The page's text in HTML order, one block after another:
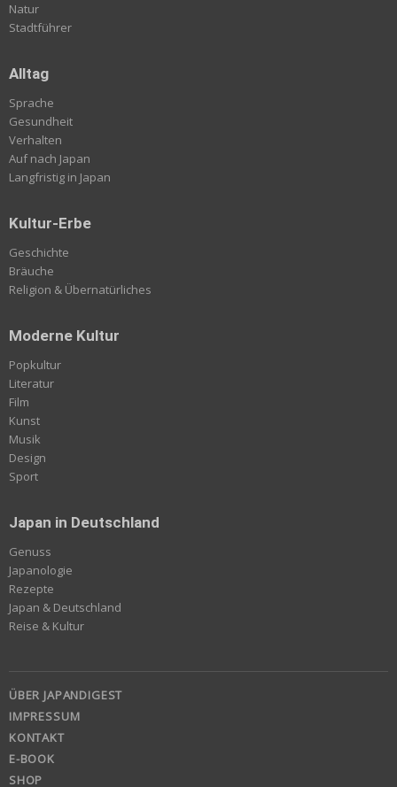
Natur
Stadtführer
Alltag
Sprache
Gesundheit
Verhalten
Auf nach Japan
Langfristig in Japan
Kultur-Erbe
Geschichte
Bräuche
Religion & Übernatürliches
Moderne Kultur
Popkultur
Literatur
Film
Kunst
Musik
Design
Sport
Japan in Deutschland
Genuss
Japanologie
Rezepte
Japan & Deutschland
Reise & Kultur
ÜBER JAPANDIGEST
IMPRESSUM
KONTAKT
E-BOOK
SHOP